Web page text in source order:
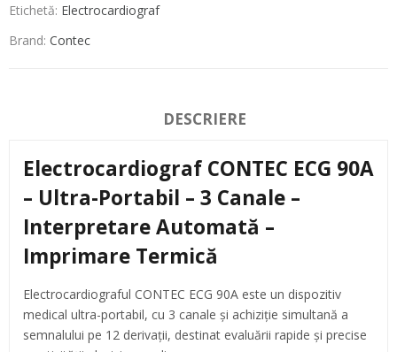
Etichetă: Electrocardiograf
Brand: Contec
DESCRIERE
Electrocardiograf CONTEC ECG 90A
– Ultra-Portabil – 3 Canale –
Interpretare Automată –
Imprimare Termică
Electrocardiograful CONTEC ECG 90A este un dispozitiv
medical ultra-portabil, cu 3 canale și achiziție simultană a
semnalului pe 12 derivații, destinat evaluării rapide și precise